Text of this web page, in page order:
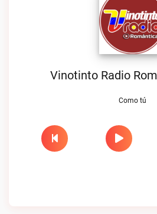
Vinotinto Radio
Como tú